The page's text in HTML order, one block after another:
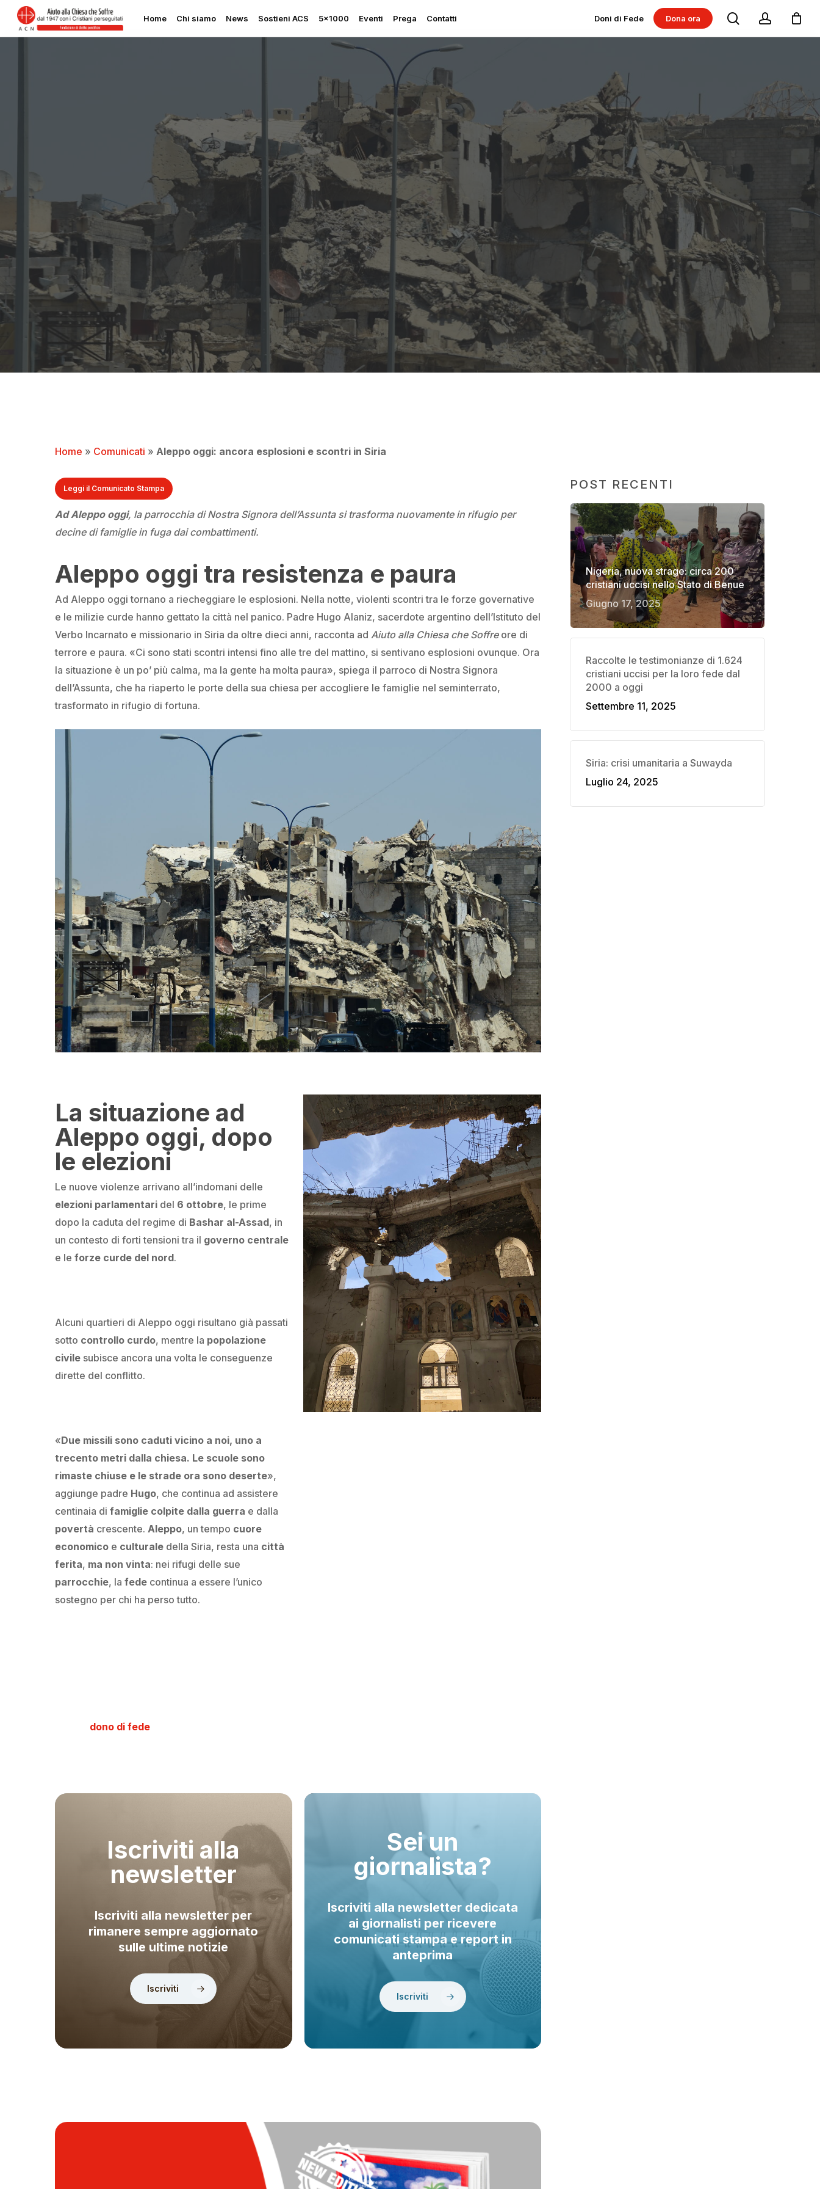
Skip
Home Chi siamo News
Rapporto sulla Libertà
Religiosa
Perseguitati più che mai
Ascolta le sue grida
Sostegno all’Ucraina
Sostieni ACS 5×1000 Eventi Prega Contatti Doni di Fede Dona ora searchaccount
ACS Italia
Home » Comunicati » Aleppo oggi: ancora esplosioni e scontri in Siria
Leggi il Comunicato Stampa
Ad Aleppo oggi, la parrocchia di Nostra Signora dell’Assunta si trasforma nuovamente in rifugio per
decine di famiglie in fuga dai combattimenti.
Aleppo oggi tra resistenza e paura
Ad Aleppo oggi tornano a riecheggiare le esplosioni. Nella notte, violenti scontri tra le forze governative
e le milizie curde hanno gettato la città nel panico. Padre Hugo Alaniz, sacerdote argentino dell’Istituto del
Verbo Incarnato e missionario in Siria da oltre dieci anni, racconta adAiuto alla Chiesa che Soffreore di
terrore e paura. «Ci sono stati scontri intensi fino alle tre del mattino, si sentivano esplosioni ovunque. Ora
la situazione è un po’ più calma, ma la gente ha molta paura», spiega il parroco di Nostra Signora
dell’Assunta, che ha riaperto le porte della sua chiesa per accogliere le famiglie nel seminterrato,
trasformato in rifugio di fortuna.
La situazione ad
Aleppo oggi, dopo
le elezioni
Le nuove violenze arrivano all’indomani delle
elezioni parlamentari del 6 ottobre, le prime
dopo la caduta del regime di Bashar al-Assad, in
un contesto di forti tensioni tra il governo centrale
e le forze curde del nord.
Alcuni quartieri di Aleppo oggi risultano già passati
sotto controllo curdo, mentre la popolazione
civile subisce ancora una volta le conseguenze
dirette del conflitto.
«Due missili sono caduti vicino a noi, uno a
trecento metri dalla chiesa. Le scuole sono
rimaste chiuse e le strade ora sono deserte»,
aggiunge padre Hugo, che continua ad assistere
centinaia difamiglie colpite dalla guerra e dalla
povertà crescente.Aleppo, un tempo cuore
economico e culturale della Siria, resta una città
ferita, ma non vinta: nei rifugi delle sue
parrocchie, lafede continua a essere l’unico
sostegno per chi ha perso tutto.
dono di fede
Iscriviti alla
newsletter
Iscriviti alla newsletter per
rimanere sempre aggiornato
sulle ultime notizie
Iscriviti
Sei un
giornalista?
Iscriviti alla newsletter dedicata
ai giornalisti per ricevere
comunicati stampa e report in
anteprima
Iscriviti
POST RECENTI
Nigeria, nuova strage: circa 200
cristiani uccisi nello Stato di Benue
Giugno 17, 2025
Raccolte le testimonianze di 1.624
cristiani uccisi per la loro fede dal
2000 a oggi
Settembre 11, 2025
Siria: crisi umanitaria a Suwayda
Luglio 24, 2025